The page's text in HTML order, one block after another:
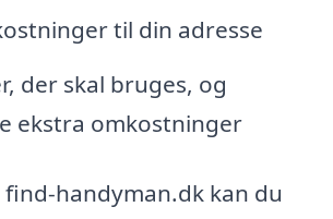
til din adresse
der skal bruges, og
ekstra omkostninger
handyman.dk kan du